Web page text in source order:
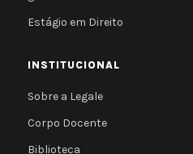
Estágio em Direito
INSTITUCIONAL
Sobre a Legale
Corpo Docente
Biblioteca